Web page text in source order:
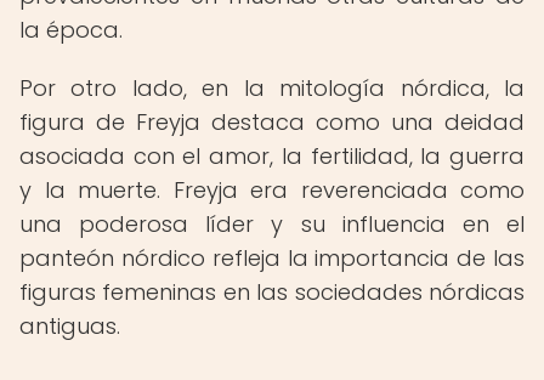
la época.
Por otro lado, en la mitología nórdica, la
figura de Freyja destaca como una deidad
asociada con el amor, la fertilidad, la guerra
y la muerte. Freyja era reverenciada como
una poderosa líder y su influencia en el
panteón nórdico refleja la importancia de las
figuras femeninas en las sociedades nórdicas
antiguas.